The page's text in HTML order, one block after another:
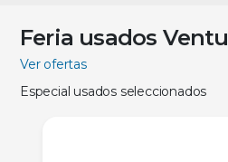
Feria usados
Ver ofertas
Especial usados seleccionados